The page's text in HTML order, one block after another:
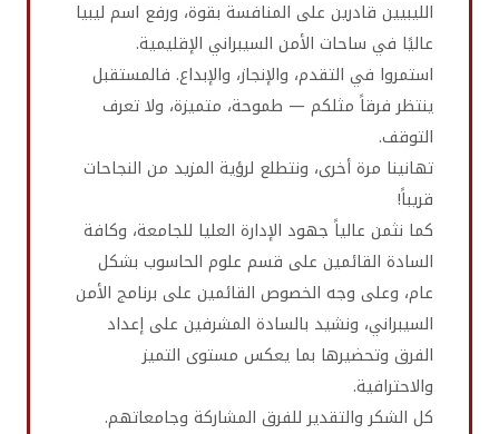
الليبيين قادرين على المنافسة بقوة، ورفع اسم ليبيا
عاليًا في ساحات الأمن السيبراني الإقليمية.
استمروا في التقدم، والإنجاز، والإبداع. فالمستقبل
ينتظر فرقاً مثلكم — طموحة، متميزة، ولا تعرف
التوقف.
تهانينا مرة أخرى، ونتطلع لرؤية المزيد من النجاحات
قريباً!
كما نثمن عالياً جهود الإدارة العليا للجامعة، وكافة
السادة القائمين على قسم علوم الحاسوب بشكل
عام، وعلى وجه الخصوص القائمين على برنامج الأمن
السيبراني، ونشيد بالسادة المشرفين على إعداد
الفرق وتحضيرها بما يعكس مستوى التميز
والاحترافية.
كل الشكر والتقدير للفرق المشاركة وجامعاتهم.